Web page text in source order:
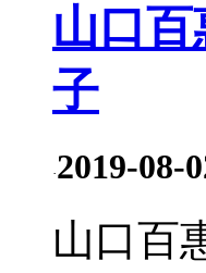
山口
子
·2019-08-
山口百